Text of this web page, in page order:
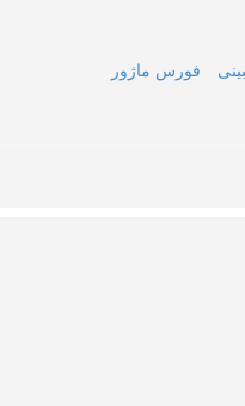
فورس ماژور